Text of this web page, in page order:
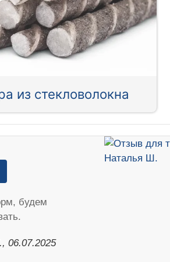
из стекловолокна
будем
06.07.2025